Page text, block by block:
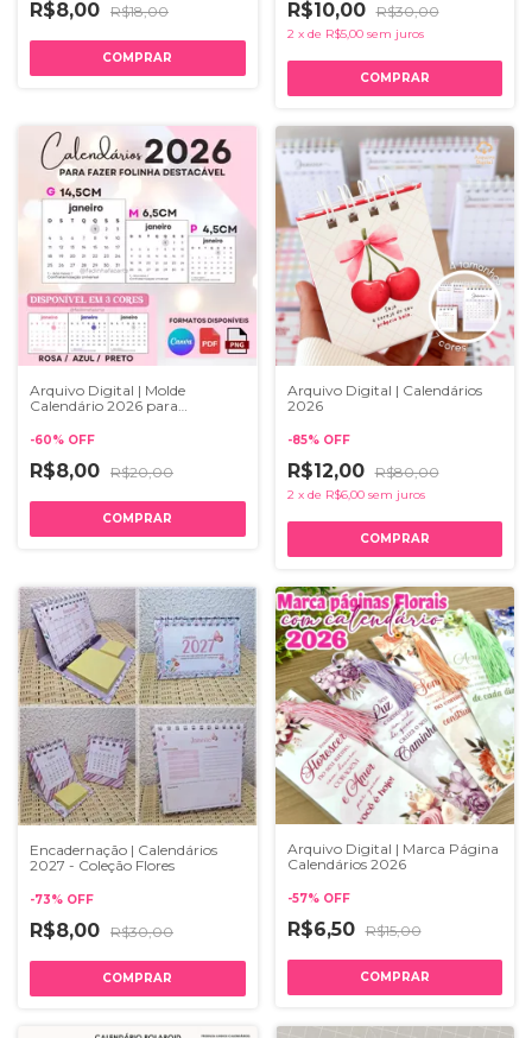
R$8,00 R$18,00 R$10,00 R$30,00
2 x de R$5,00 sem juros
Arquivo Digital | Molde
Calendário 2026 para
-60% OFF
R$8,00 R$20,00
Arquivo Digital | Calendários
2026
-85% OFF
R$12,00 R$80,00
2 x de R$6,00 sem juros
Encadernação | Calendários
2027 - Coleção Flores
-73% OFF
R$8,00 R$30,00
Arquivo Digital | Marca Página
Calendários 2026
-57% OFF
R$6,50 R$15,00